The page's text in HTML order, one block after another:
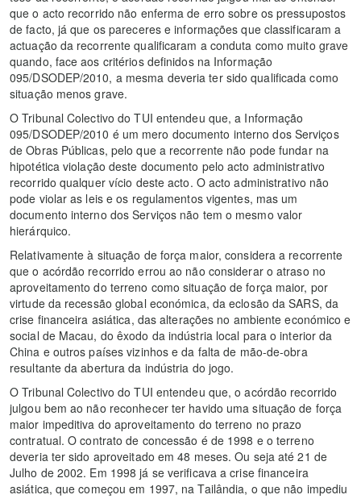
que o acto recorrido não enferma de erro sobre os pressupostos
de facto, já que os pareceres e informações que classificaram a
actuação da recorrente qualificaram a conduta como muito grave
quando, face aos critérios definidos na Informação
095/DSODEP/2010, a mesma deveria ter sido qualificada como
situação menos grave.
O Tribunal Colectivo do TUI entendeu que, a Informação
095/DSODEP/2010 é um mero documento interno dos Serviços
de Obras Públicas, pelo que a recorrente não pode fundar na
hipotética violação deste documento pelo acto administrativo
recorrido qualquer vício deste acto. O acto administrativo não
pode violar as leis e os regulamentos vigentes, mas um
documento interno dos Serviços não tem o mesmo valor
hierárquico.
Relativamente à situação de força maior, considera a recorrente
que o acórdão recorrido errou ao não considerar o atraso no
aproveitamento do terreno como situação de força maior, por
virtude da recessão global económica, da eclosão da SARS, da
crise financeira asiática, das alterações no ambiente económico e
social de Macau, do êxodo da indústria local para o interior da
China e outros países vizinhos e da falta de mão-de-obra
resultante da abertura da indústria do jogo.
O Tribunal Colectivo do TUI entendeu que, o acórdão recorrido
julgou bem ao não reconhecer ter havido uma situação de força
maior impeditiva do aproveitamento do terreno no prazo
contratual. O contrato de concessão é de 1998 e o terreno
deveria ter sido aproveitado em 48 meses. Ou seja até 21 de
Julho de 2002. Em 1998 já se verificava a crise financeira
asiática, que começou em 1997, na Tailândia, o que não impediu